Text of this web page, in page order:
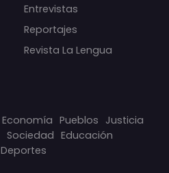
Entrevistas
Reportajes
Revista La Lengua
Economía Pueblos Justicia
Sociedad Educación
Deportes